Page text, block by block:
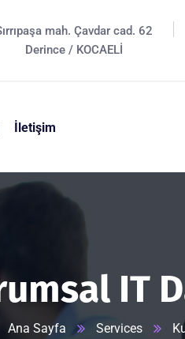
mah. Çavdar cad. 62
Derince / KOCAELİ
İletişim
IT
Ana Sayfa Services